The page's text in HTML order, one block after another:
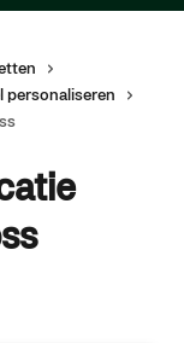
personaliseren